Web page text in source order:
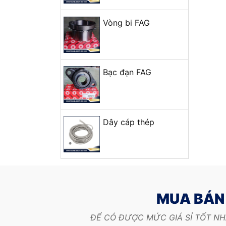
Vòng bi FAG
Bạc đạn FAG
Dây cáp thép
MUA
ĐỂ CÓ ĐƯỢC MỨC GIÁ SỈ TỐT